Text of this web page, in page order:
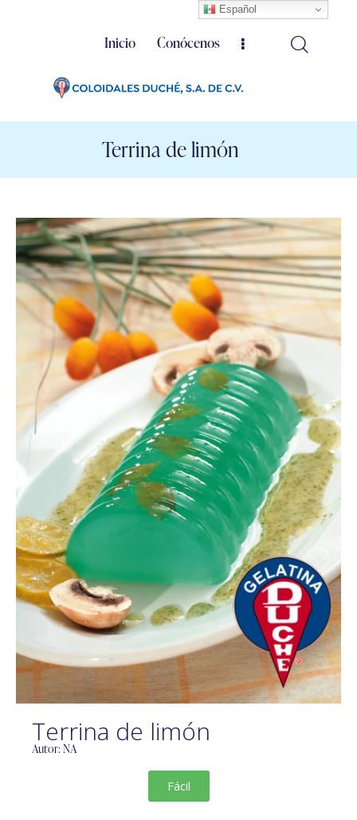
Inicio Conócenos
Terrina de limón
Terrina de limón
Autor: NA
Fácil
Español